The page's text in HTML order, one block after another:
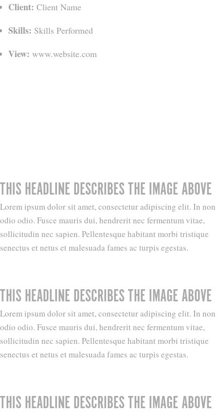
Client: Client Name
Skills: Skills Performed
View: www.website.com
THIS HEADLINE DESCRIBES THE IMAGE ABOVE
Lorem ipsum dolor sit amet, consectetur adipiscing elit. In non
odio odio. Fusce mauris dui, hendrerit nec fermentum vitae,
sollicitudin nec sapien. Pellentesque habitant morbi tristique
senectus et netus et malesuada fames ac turpis egestas.
THIS HEADLINE DESCRIBES THE IMAGE ABOVE
Lorem ipsum dolor sit amet, consectetur adipiscing elit. In non
odio odio. Fusce mauris dui, hendrerit nec fermentum vitae,
sollicitudin nec sapien. Pellentesque habitant morbi tristique
senectus et netus et malesuada fames ac turpis egestas.
THIS HEADLINE DESCRIBES THE IMAGE ABOVE